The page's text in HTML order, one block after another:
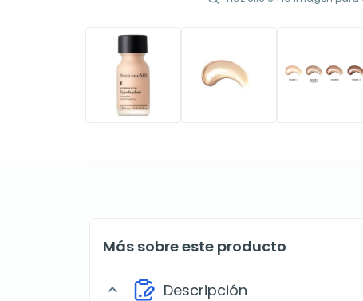
Más sobre este producto
expand_more Descripción